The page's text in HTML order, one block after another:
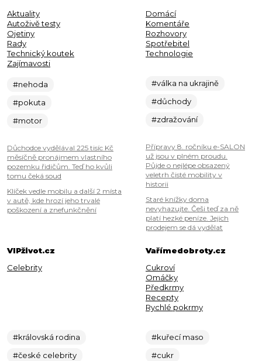
Aktuality
Autoživě testy
Ojetiny
Rady
Technický koutek
Zajímavosti
#nehoda
#pokuta
#motor
Důchodce vydělával 225 tisíc Kč
měsíčně pronájmem vlastního
pozemku řidičům. Teď ho kvůli
tomu čeká soud
Klíček vedle mobilu a další 2 místa
v autě, kde hrozí jeho trvalé
poškození a znefunkčnění
Domácí
Komentáře
Rozhovory
Spotřebitel
Technologie
#válka na ukrajině
#důchody
#zdražování
Přípravy 8. ročníku e-SALON
už jsou v plném proudu.
Půjde o nejlépe obsazený
veletrh čisté mobility v
historii
Staré knížky doma
nevyhazujte. Češi teď za ně
platí hezké peníze. Jejich
prodejem se dá vydělat
VIPživot.cz
Celebrity
#královská rodina
#české celebrity
Vařímedobroty.cz
Cukroví
Omáčky
Předkrmy
Recepty
Rychlé pokrmy
#kuřecí maso
#cukr